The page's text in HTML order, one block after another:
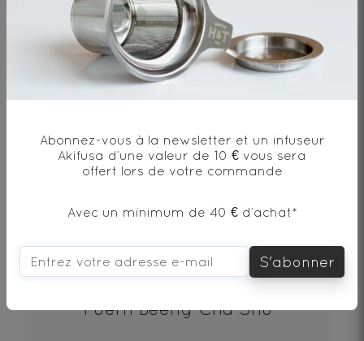
19€
DÉCOUVRIR
Puerh Beeng Cha Shu
Abonnez-vous à la newsletter et un infuseur
Akifusa d’une valeur de 10 € vous sera
offert lors de votre commande
Avec un minimum de 40 € d’achat*
S'abonner